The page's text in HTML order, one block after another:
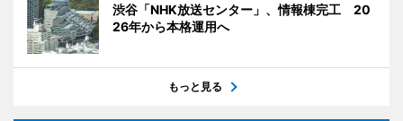
渋谷「NHK放送センター」、情報棟完工 20
26年から本格運用へ
もっと見る